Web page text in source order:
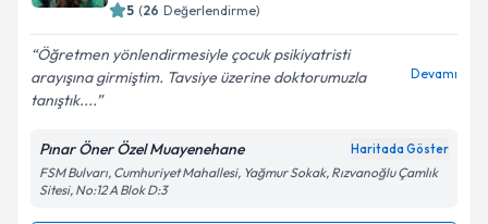
Kişisel verilerimin işlenmesine ilişkin
kapsamda işlenmesini kabul ediyorum.
5 (26 Değerlendirme)
Öğretmen yönlendirmesiyle çocuk psikiyatristi
arayışına girmiştim. Tavsiye üzerine doktorumuzla
tanıştık....
Devamı
Pınar Öner Özel Muayenehane Haritada Göster
FSM Bulvarı, Cumhuriyet Mahallesi, Yağmur Sokak, Rızvanoğlu Çamlık
Sitesi, No:12 A Blok D:3